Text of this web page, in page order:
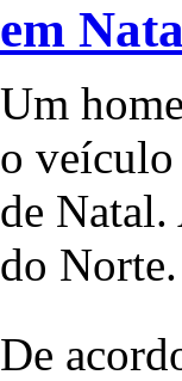
em
Um
o veículo
de
do Norte.
De